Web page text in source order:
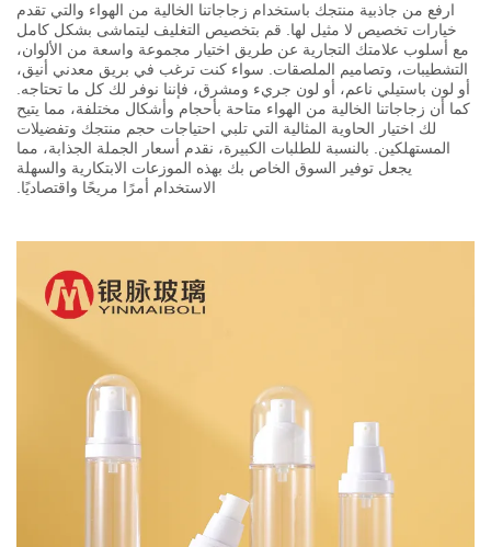
ارفع من جاذبية منتجك باستخدام زجاجاتنا الخالية من الهواء والتي تقدم
خيارات تخصيص لا مثيل لها. قم بتخصيص التغليف ليتماشى بشكل كامل
مع أسلوب علامتك التجارية عن طريق اختيار مجموعة واسعة من الألوان،
التشطيبات، وتصاميم الملصقات. سواء كنت ترغب في بريق معدني أنيق،
أو لون باستيلي ناعم، أو لون جريء ومشرق، فإننا نوفر لك كل ما تحتاجه.
كما أن زجاجاتنا الخالية من الهواء متاحة بأحجام وأشكال مختلفة، مما يتيح
لك اختيار الحاوية المثالية التي تلبي احتياجات حجم منتجك وتفضيلات
المستهلكين. بالنسبة للطلبات الكبيرة، نقدم أسعار الجملة الجذابة، مما
يجعل توفير السوق الخاص بك بهذه الموزعات الابتكارية والسهلة
الاستخدام أمرًا مريحًا واقتصاديًا.